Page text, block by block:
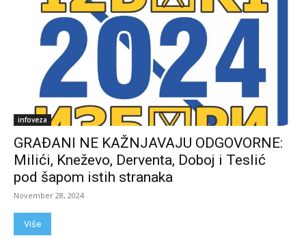
infoveza
GRAĐANI NE KAŽNJAVAJU ODGOVORNE:
Milići, Kneževo, Derventa, Doboj i Teslić
pod šapom istih stranaka
November 28, 2024
Više